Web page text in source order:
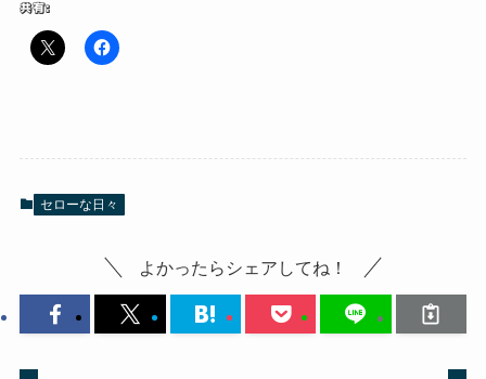
共有:
セローな日々
よかったらシェアしてね！